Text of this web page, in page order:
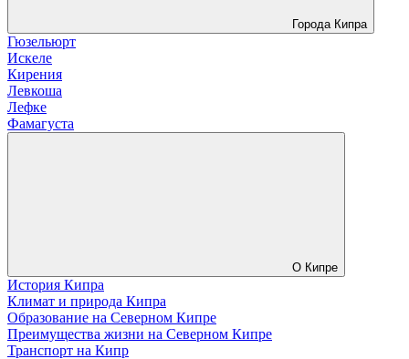
Города Кипра
Гюзельюрт
Искеле
Кирения
Левкоша
Лефке
Фамагуста
О Кипре
История Кипра
Климат и природа Кипра
Образование на Северном Кипре
Преимущества жизни на Северном Кипре
Транспорт на Кипр